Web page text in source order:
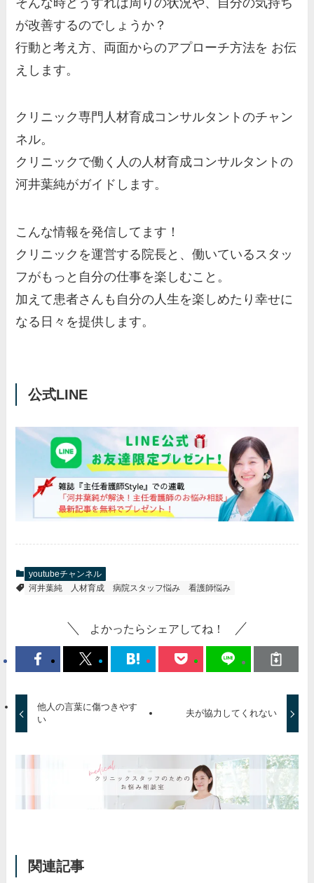
が改善するのでしょうか？
行動と考え方、両面からのアプローチ方法を お伝
えします。
クリニック専門人材育成コンサルタントのチャン
ネル。
クリニックで働く人の人材育成コンサルタントの
河井葉純がガイドします。
こんな情報を発信してます！
クリニックを運営する院長と、働いているスタッ
フがもっと自分の仕事を楽しむこと。
加えて患者さんも自分の人生を楽しめたり幸せに
なる日々を提供します。
公式LINE
youtubeチャンネル
河井葉純
人材育成 病院スタッフ悩み 看護師悩み
よかったらシェアしてね！
他人の言葉に傷つきやす
い
夫が協力してくれない
関連記事